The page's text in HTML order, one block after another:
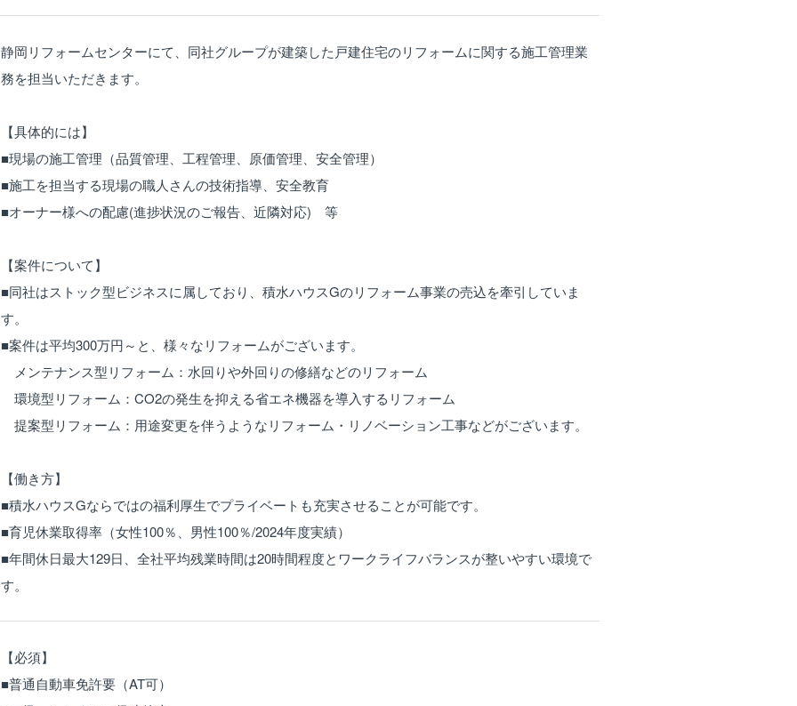
静岡リフォームセンターにて、同社グループが建築した戸建住宅のリフォームに関する施工管理業
務を担当いただきます。
【具体的には】
■現場の施工管理（品質管理、工程管理、原価管理、安全管理）
■施工を担当する現場の職人さんの技術指導、安全教育
■オーナー様への配慮(進捗状況のご報告、近隣対応) 等
【案件について】
■同社はストック型ビジネスに属しており、積水ハウスGのリフォーム事業の売込を牽引していま
す。
■案件は平均300万円～と、様々なリフォームがございます。
メンテナンス型リフォーム：水回りや外回りの修繕などのリフォーム
環境型リフォーム：CO2の発生を抑える省エネ機器を導入するリフォーム
提案型リフォーム：用途変更を伴うようなリフォーム・リノベーション工事などがございます。
【働き方】
■積水ハウスGならではの福利厚生でプライベートも充実させることが可能です。
■育児休業取得率（女性100％、男性100％/2024年度実績）
■年間休日最大129日、全社平均残業時間は20時間程度とワークライフバランスが整いやすい環境で
す。
【必須】
■普通自動車免許要（AT可）